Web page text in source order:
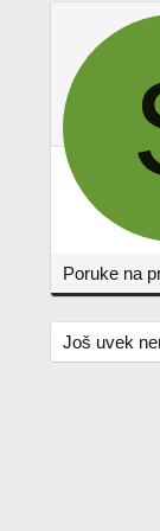
Poruke na
Još uvek